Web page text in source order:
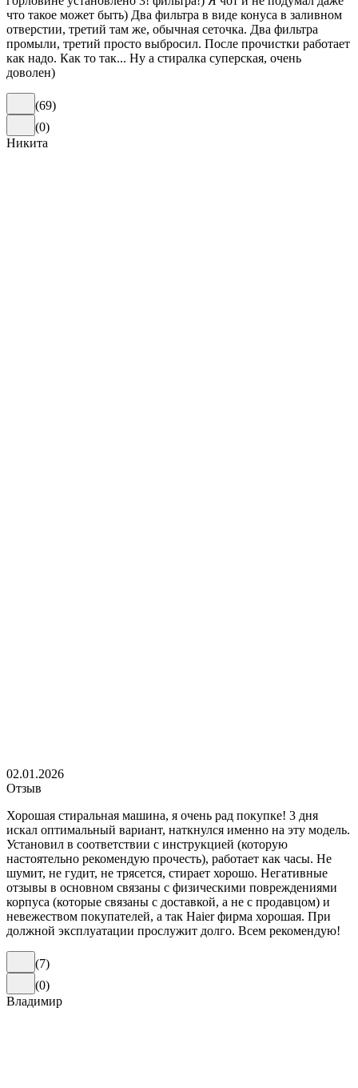
что такое может быть) Два фильтра в виде конуса в заливном
отверстии, третий там же, обычная сеточка. Два фильтра
промыли, третий просто выбросил. После прочистки работает
как надо. Как то так... Ну а стиралка суперская, очень
доволен)
(69)
(0)
Никита
02.01.2026
Отзыв
Хорошая стиральная машина, я очень рад покупке! 3 дня
искал оптимальный вариант, наткнулся именно на эту модель.
Установил в соответствии с инструкцией (которую
настоятельно рекомендую прочесть), работает как часы. Не
шумит, не гудит, не трясется, стирает хорошо. Негативные
отзывы в основном связаны с физическими повреждениями
корпуса (которые связаны с доставкой, а не с продавцом) и
невежеством покупателей, а так Haier фирма хорошая. При
должной эксплуатации прослужит долго. Всем рекомендую!
(7)
(0)
Владимир